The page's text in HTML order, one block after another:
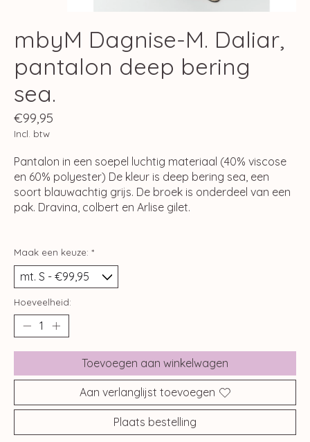
mbyM Dagnise-M. Daliar,
pantalon deep bering
sea.
€99,95
Incl. btw
Pantalon in een soepel luchtig materiaal (40% viscose
en 60% polyester) De kleur is deep bering sea, een
soort blauwachtig grijs. De broek is onderdeel van een
pak. Dravina, colbert en Arlise gilet.
Maak een keuze: *
Hoeveelheid:
Toevoegen aan winkelwagen
Aan verlanglijst toevoegen
Plaats bestelling